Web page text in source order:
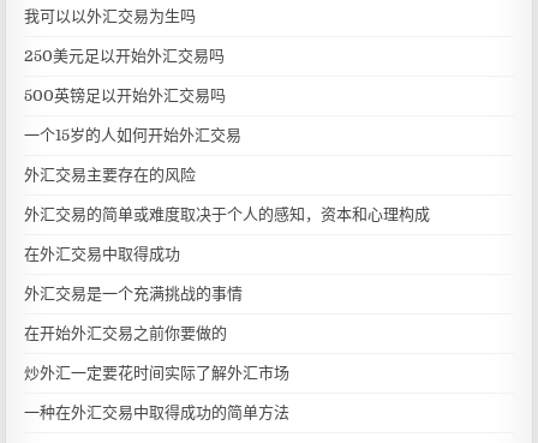
我可以以外汇交易为生吗
250美元足以开始外汇交易吗
500英镑足以开始外汇交易吗
一个15岁的人如何开始外汇交易
外汇交易主要存在的风险
外汇交易的简单或难度取决于个人的感知，资本和心理构成
在外汇交易中取得成功
外汇交易是一个充满挑战的事情
在开始外汇交易之前你要做的
炒外汇一定要花时间实际了解外汇市场
一种在外汇交易中取得成功的简单方法